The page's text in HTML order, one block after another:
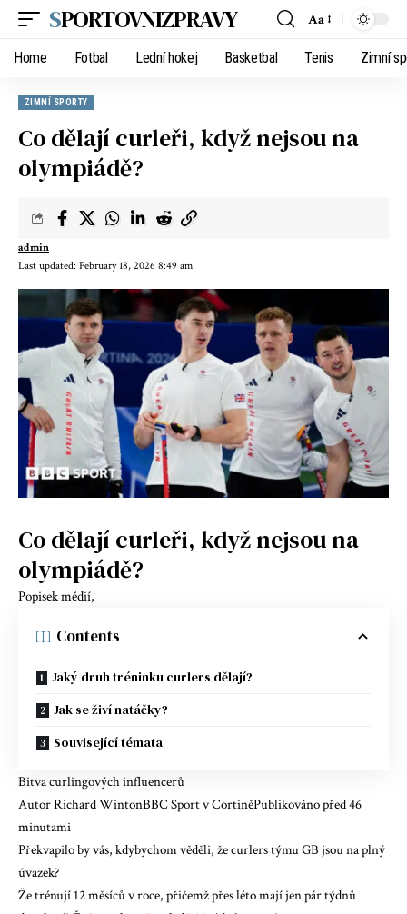
SPORTOVNIZPRAVY Aa
Home Fotbal Lední hokej Basketbal Tenis Zimní
ZIMNÍ SPORTY
Co dělají curleři, když nejsou na
olympiádě?
Last updated: February 18, 2026 8:49 am
admin
Co dělají curleři, když nejsou na
olympiádě?
Popisek médií,
Contents
Jaký druh tréninku curlers dělají?
Jak se živí natáčky?
Související témata
Bitva curlingových influencerů
Autor Richard WintonBBC Sport v CortiněPublikováno před 46
minutami
Překvapilo by vás, kdybychom věděli, že curlers týmu GB jsou na plný
úvazek?
Že trénují 12 měsíců v roce, přičemž přes léto mají jen pár týdnů